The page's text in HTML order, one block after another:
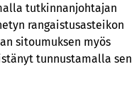
tutkinnanjohtajan
rangaistusasteikon
sitoumuksen myös
tunnustamalla sen